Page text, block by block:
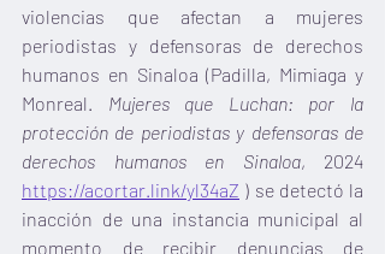
violencias que afectan a mujeres
periodistas y defensoras de derechos
humanos en Sinaloa (Padilla, Mimiaga y
Monreal. Mujeres que Luchan: por la
protección de periodistas y defensoras de
derechos humanos en Sinaloa
https://acortar.link/yl34aZ ) se detectó la
inacción de una instancia municipal al
momento de recibir denuncias de